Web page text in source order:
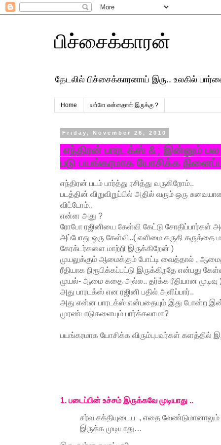
பிச்சைக்காரன்
தேடலில் பிச்சைக்காரனாய் இரு.. உலகில்
Home உள்ளே என்னதான் இருக்கு ?
Friday, November 26, 2010
எந்திரன் பாரடக்ஸ் &; இன்னும்
படு பயங்கரமாக யோசிக்க
எந்திரன் படம் பார்த்து ரசித்து வருகிறோம்..
படத்தின் விறுவிறுப்பில் அதில் வரும் ஒரு
விட்டோம்..
என்ன அது ?
ரோபோ ரஜினியை கேள்வி கேட்டு சோதிப்பார்கள்
அப்போது ஒரு கேள்வி..( எளிமை கருதி
கேரக்டர்களை மாற்றி இருக்கிறேன் )
முயலுக்கும் ஆமைக்கும் போட்டி வைத்தால் ,
ரீதியாக நிரூபிக்கப்பட்டு இருக்கிறதே என்பது
முயல்- ஆமை கதை அல்ல.. தர்க்க ரீதியான முடிவு
அது பாரடக்ஸ் என ரஜினி பதில் அளிப்பார்..
அது என்ன பாரடக்ஸ் என்பதையும் இது போன்ற
முரண்பாடுகளையும் பார்க்கலாமா?
பயங்கரமாக யோசிக்க விரும்புபவர்கள் களத்தில்
1. படைப்பின் உச்சம் இருக்கவே முடியாது ..
சர்வ சக்தியுடைய , எதை வேண்டுமானாலும்
இருக்க முடியாது…